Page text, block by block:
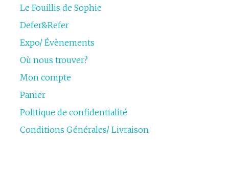
Le Fouillis de Sophie
Defer&Refer
Expo/ Évènements
Où nous trouver?
Mon compte
Panier
Politique de confidentialité
Conditions Générales/ Livraison